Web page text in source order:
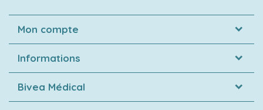
Mon compte
Informations
Bivea Médical